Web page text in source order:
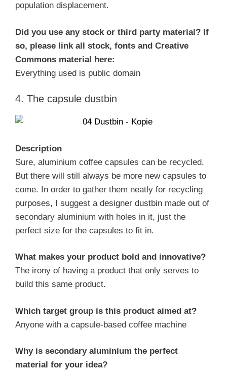
population displacement.
Did you use any stock or third party material? If
so, please link all stock, fonts and Creative
Commons material here:
Everything used is public domain
4. The capsule dustbin
Description
Sure, aluminium coffee capsules can be recycled.
But there will still always be more new capsules to
come. In order to gather them neatly for recycling
purposes, I suggest a designer dustbin made out of
secondary aluminium with holes in it, just the
perfect size for the capsules to fit in.
What makes your product bold and innovative?
The irony of having a product that only serves to
build this same product.
Which target group is this product aimed at?
Anyone with a capsule-based coffee machine
Why is secondary aluminium the perfect
material for your idea?